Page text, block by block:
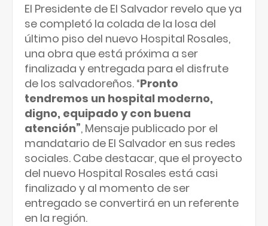
El Presidente de El Salvador revelo que ya
se completó la colada de la losa del
último piso del nuevo Hospital Rosales,
una obra que está próxima a ser
finalizada y entregada para el disfrute
de los salvadoreños. “Pronto
tendremos un hospital moderno,
digno, equipado y con buena
atención”, Mensaje publicado por el
mandatario de El Salvador en sus redes
sociales. Cabe destacar, que el proyecto
del nuevo Hospital Rosales está casi
finalizado y al momento de ser
entregado se convertirá en un referente
en la región.